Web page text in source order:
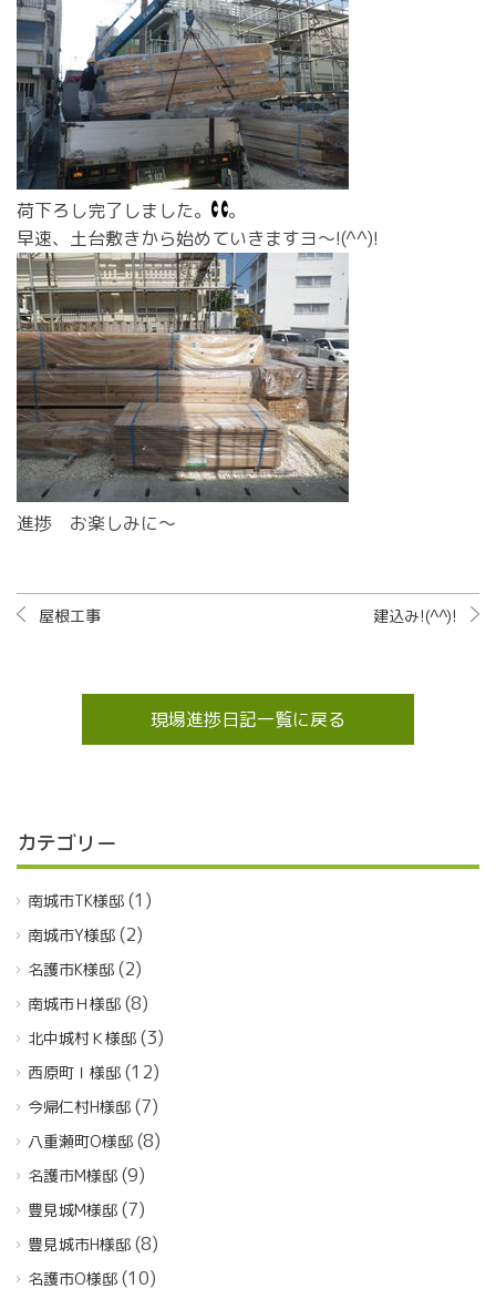
荷下ろし完了しました。
。
早速、土台敷きから始めていきますヨ～!(^^)!
進捗 お楽しみに～
屋根工事 建込み!(^^)!
現場進捗日記一覧に戻る
カテゴリー
南城市TK様邸 (1)
南城市Y様邸 (2)
名護市K様邸 (2)
南城市Ｈ様邸 (8)
北中城村Ｋ様邸 (3)
西原町Ｉ様邸 (12)
今帰仁村H様邸 (7)
八重瀬町O様邸 (8)
名護市M様邸 (9)
豊見城M様邸 (7)
豊見城市H様邸 (8)
名護市O様邸 (10)